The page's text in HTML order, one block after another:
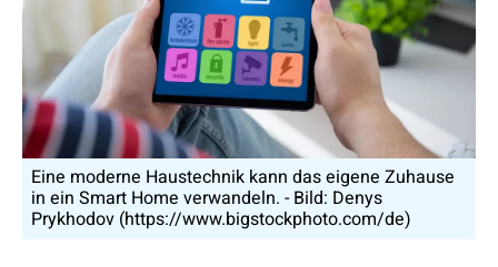
Eine moderne Haustechnik kann das eigene Zuhause
in ein Smart Home verwandeln. - Bild: Denys
Prykhodov (https://www.bigstockphoto.com/de)